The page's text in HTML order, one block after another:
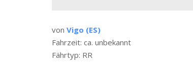
von Vigo (ES)
Fahrzeit: ca. unbekannt
Fährtyp: RR